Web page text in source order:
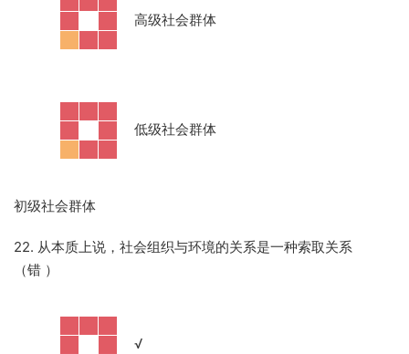
高级社会群体
低级社会群体
初级社会群体
22. 从本质上说，社会组织与环境的关系是一种索取关系
（错 ）
√